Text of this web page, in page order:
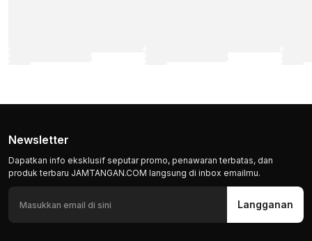
Newsletter
Dapatkan info eksklusif seputar promo, penawaran terbatas, dan
produk terbaru JAMTANGAN.COM langsung di inbox emailmu.
Langganan